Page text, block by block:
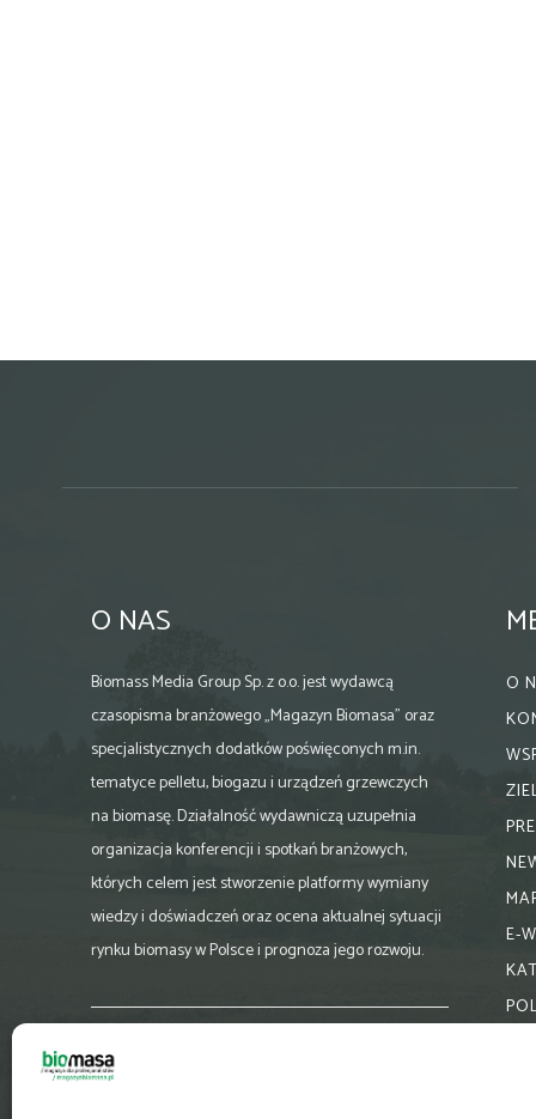
O NAS
Biomass Media Group Sp. z o.o. jest wydawcą
czasopisma branżowego „Magazyn Biomasa” oraz
specjalistycznych dodatków poświęconych m.in.
tematyce pelletu, biogazu i urządzeń grzewczych
na biomasę. Działalność wydawniczą uzupełnia
organizacja konferencji i spotkań branżowych,
których celem jest stworzenie platformy wymiany
wiedzy i doświadczeń oraz ocena aktualnej sytuacji
rynku biomasy w Polsce i prognoza jego rozwoju.
biuro@magazynbiomasa.pl
O
E-